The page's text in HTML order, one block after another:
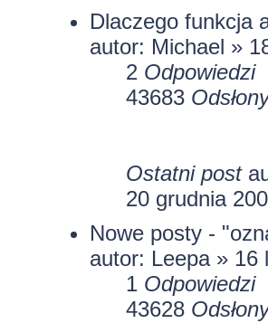
Dlaczego funkcja
autor: Michael »
2 Odpowiedzi
43683
Ostatni post
20 grudnia
Nowe posty -
autor: Leepa» 16
1 Odpowiedzi
43628